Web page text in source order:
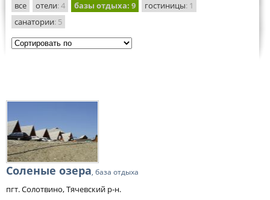
все отели: 4 базы отдыха: 9 гостиницы: 1
санатории: 5
Соленые озера, база отдыха
пгт. Солотвино, Тячевский р-н.